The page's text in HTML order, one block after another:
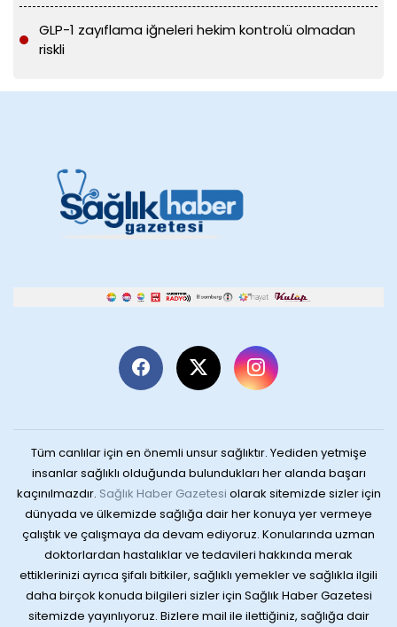
GLP-1 zayıflama iğneleri hekim kontrolü olmadan
riskli
Tüm canlılar için en önemli unsur sağlıktır. Yediden yetmişe
insanlar sağlıklı olduğunda bulundukları her alanda başarı
kaçınılmazdır. Sağlık Haber Gazetesi olarak sitemizde sizler için
dünyada ve ülkemizde sağlığa dair her konuya yer vermeye
çalıştık ve çalışmaya da devam ediyoruz. Konularında uzman
doktorlardan hastalıklar ve tedavileri hakkında merak
ettiklerinizi ayrıca şifalı bitkiler, sağlıklı yemekler ve sağlıkla ilgili
daha birçok konuda bilgileri sizler için Sağlık Haber Gazetesi
sitemizde yayınlıyoruz. Bizlere mail ile ilettiğiniz, sağlığa dair